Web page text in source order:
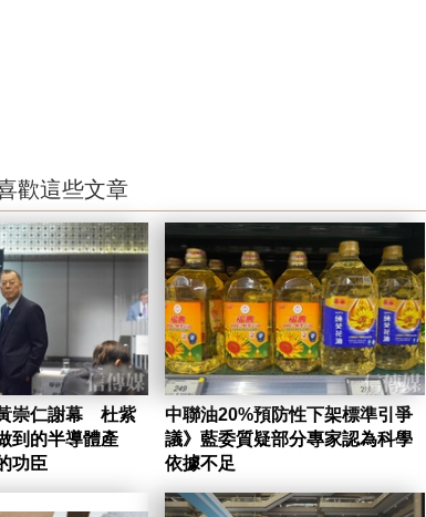
歡這些文章
崇仁謝幕 杜紫
到的半導體產
功臣
中聯油20%預防性下架標準引爭
議》藍委質疑部分專家認為科學
依據不足